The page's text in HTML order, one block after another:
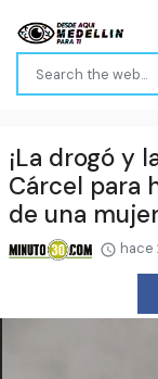
¡La drogó y
Cárcel para
de una
hace